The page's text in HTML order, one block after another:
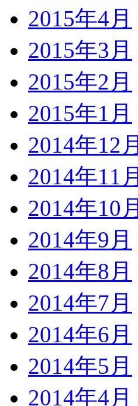
2015年4月
2015年3月
2015年2月
2015年1月
2014年12月
2014年11月
2014年10月
2014年9月
2014年8月
2014年7月
2014年6月
2014年5月
2014年4月